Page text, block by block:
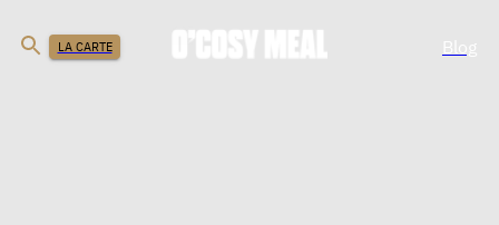
LA CARTE Blog